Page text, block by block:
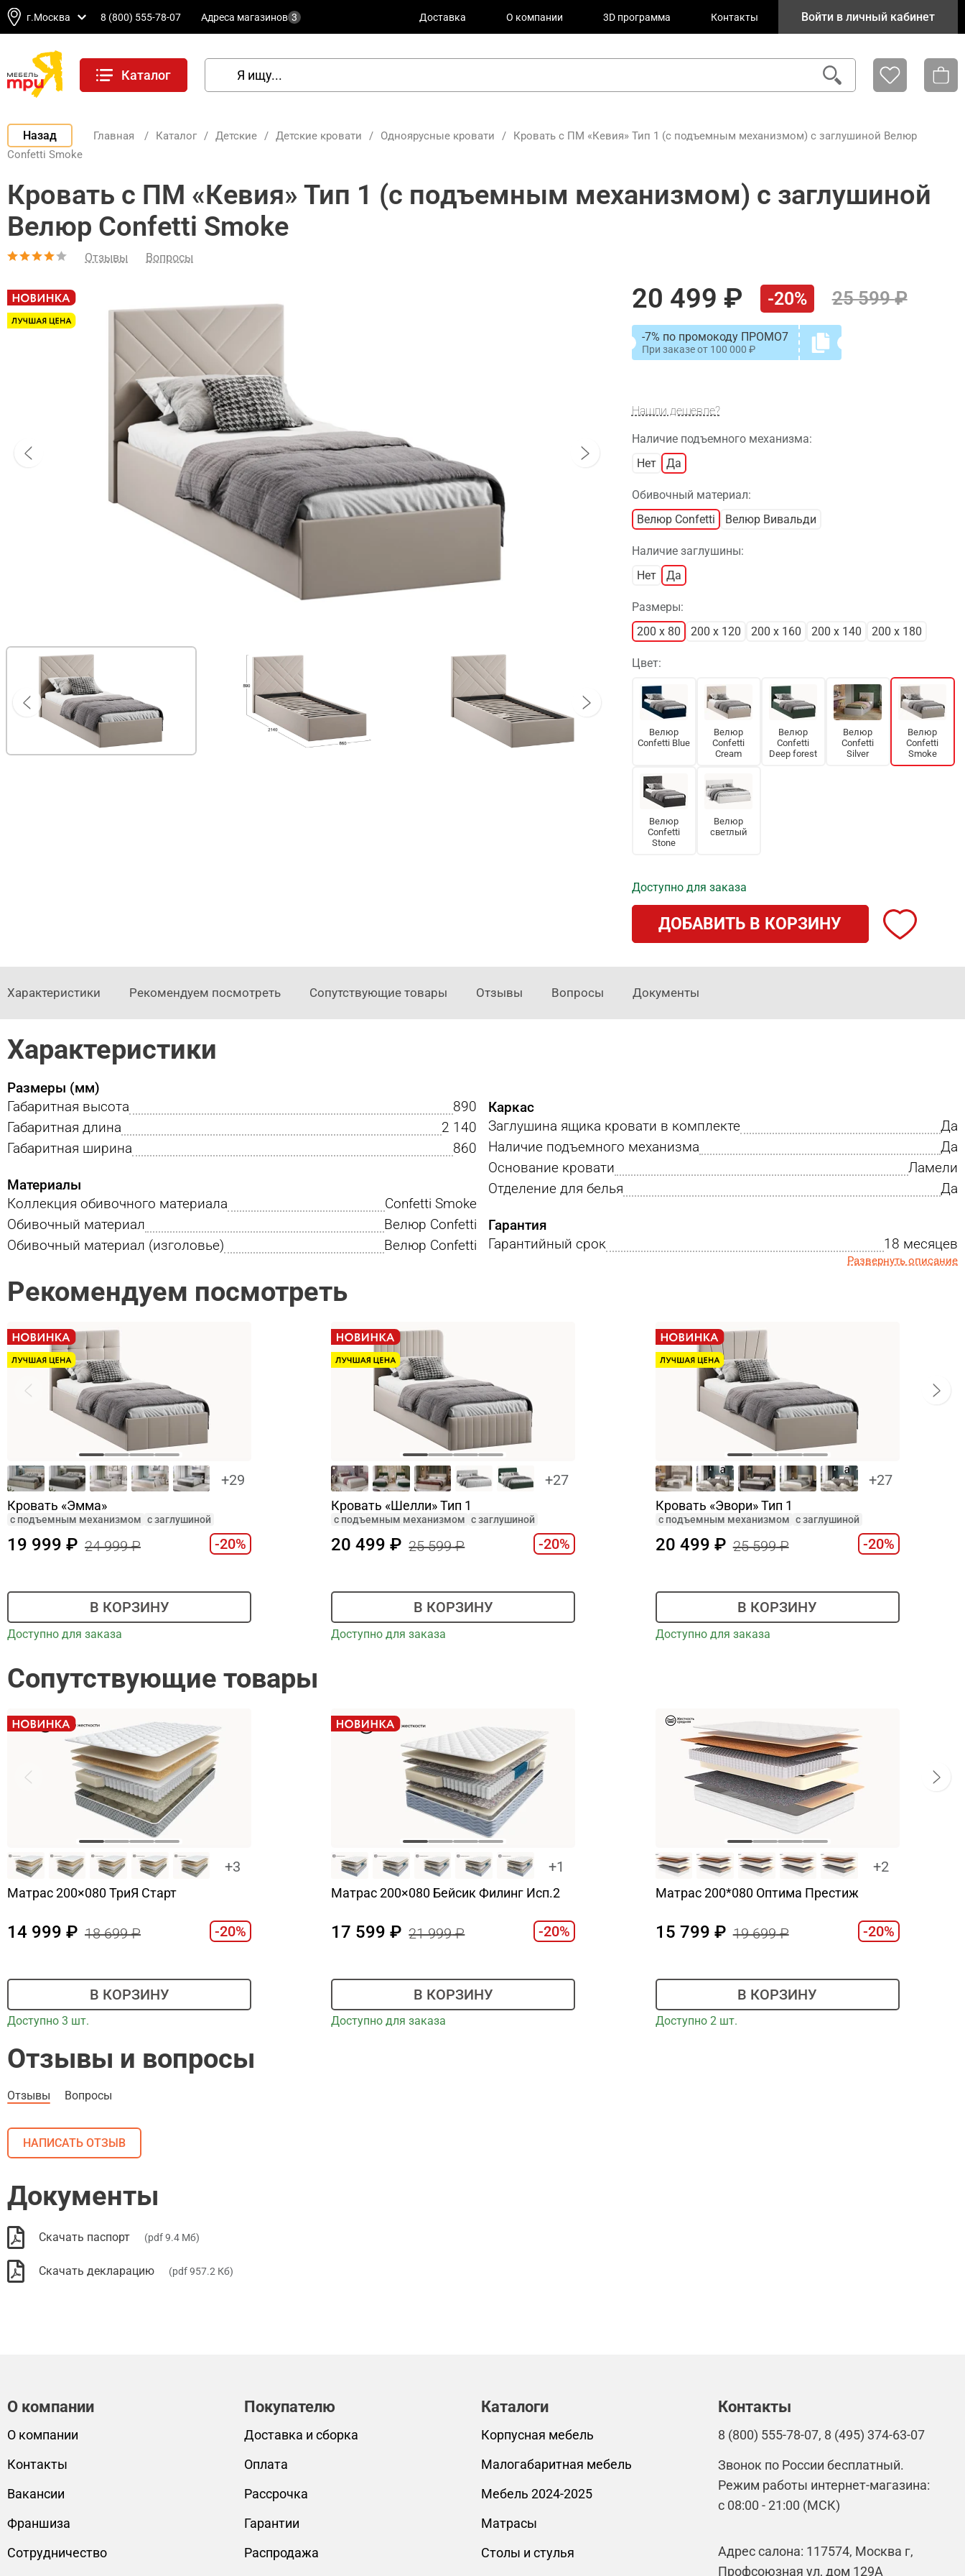
г.Москва 8 (800) 555-78-07 Адреса магазинов 3 Доставка О компании 3D программа Контакты Войти в личный кабинет
Каталог
Назад Главная / Каталог / Детские / Детские кровати / Одноярусные кровати /
Кровать с ПМ «Кевия» Тип 1 (с подъемным механизмом) с заглушиной Велюр
Confetti Smoke
Кровать с ПМ «Кевия» Тип 1 (с подъемным механизмом) с заглушиной
Велюр Confetti Smoke
Отзывы Вопросы
20 499 -20% 25 599
-7% по промокоду ПРОМО7
При заказе от 100 000
Нашли дешевле?
Наличие подъемного механизма:
Нет
Да
Обивочный материал:
Велюр Confetti
Велюр Вивальди
Наличие заглушины:
Нет
Да
Размеры:
200 x 80
200 x 120 200 x 160 200 x 140 200 x 180
Цвет:
Велюр
Confetti Blue
Велюр
Confetti
Cream
Велюр
Confetti
Deep forest
Велюр
Confetti
Silver
Велюр
Confetti
Smoke
Велюр
Confetti
Stone
Велюр
светлый
Доступно для заказа
ДОБАВИТЬ В КОРЗИНУ
Характеристики Рекомендуем посмотреть Сопутствующие товары Отзывы Вопросы Документы
Характеристики
Размеры (мм)
Габаритная высота
890
Габаритная длина
2 140
Габаритная ширина
860
Материалы
Коллекция обивочного материала
Confetti Smoke
Обивочный материал
Велюр Confetti
Обивочный материал (изголовье)
Велюр Confetti
Каркас
Заглушина ящика кровати в комплекте
Да
Наличие подъемного механизма
Да
Основание кровати
Ламели
Отделение для белья
Да
Гарантия
Гарантийный срок
18 месяцев
Развернуть описание
Рекомендуем посмотреть
+29
Кровать «Эмма»
c подъемным механизмом с заглушиной
19 999 24 999 -20%
В КОРЗИНУ
Доступно для заказа
+27
Кровать «Шелли» Тип 1
c подъемным механизмом с заглушиной
20 499 25 599 -20%
В КОРЗИНУ
Доступно для заказа
+27
Кровать «Эвори» Тип 1
c подъемным механизмом с заглушиной
20 499 25 599 -20%
В КОРЗИНУ
Доступно для заказа
Сопутствующие товары
+3
Матрас 200×080 ТриЯ Старт
14 999 18 699 -20%
В КОРЗИНУ
Доступно 3 шт.
+1
Матрас 200×080 Бейсик Филинг Исп.2
17 599 21 999 -20%
В КОРЗИНУ
Доступно для заказа
+2
Матрас 200*080 Оптима Престиж
15 799 19 699 -20%
В КОРЗИНУ
Доступно 2 шт.
Отзывы и вопросы
Отзывы Вопросы
НАПИСАТЬ ОТЗЫВ
Документы
Скачать паспорт (pdf 9.4 Мб)
Скачать декларацию (pdf 957.2 Кб)
О компании
О компании
Контакты
Вакансии
Франшиза
Сотрудничество
Покупателю
Доставка и сборка
Оплата
Рассрочка
Гарантии
Распродажа
Каталоги
Корпусная мебель
Малогабаритная мебель
Мебель 2024-2025
Матрасы
Столы и стулья
Контакты
8 (800) 555-78-07, 8 (495) 374-63-07
Звонок по России бесплатный.
Режим работы интернет-магазина:
с 08:00 - 21:00 (МСК)
Адрес салона: 117574, Москва г,
Профсоюзная ул, дом 129А